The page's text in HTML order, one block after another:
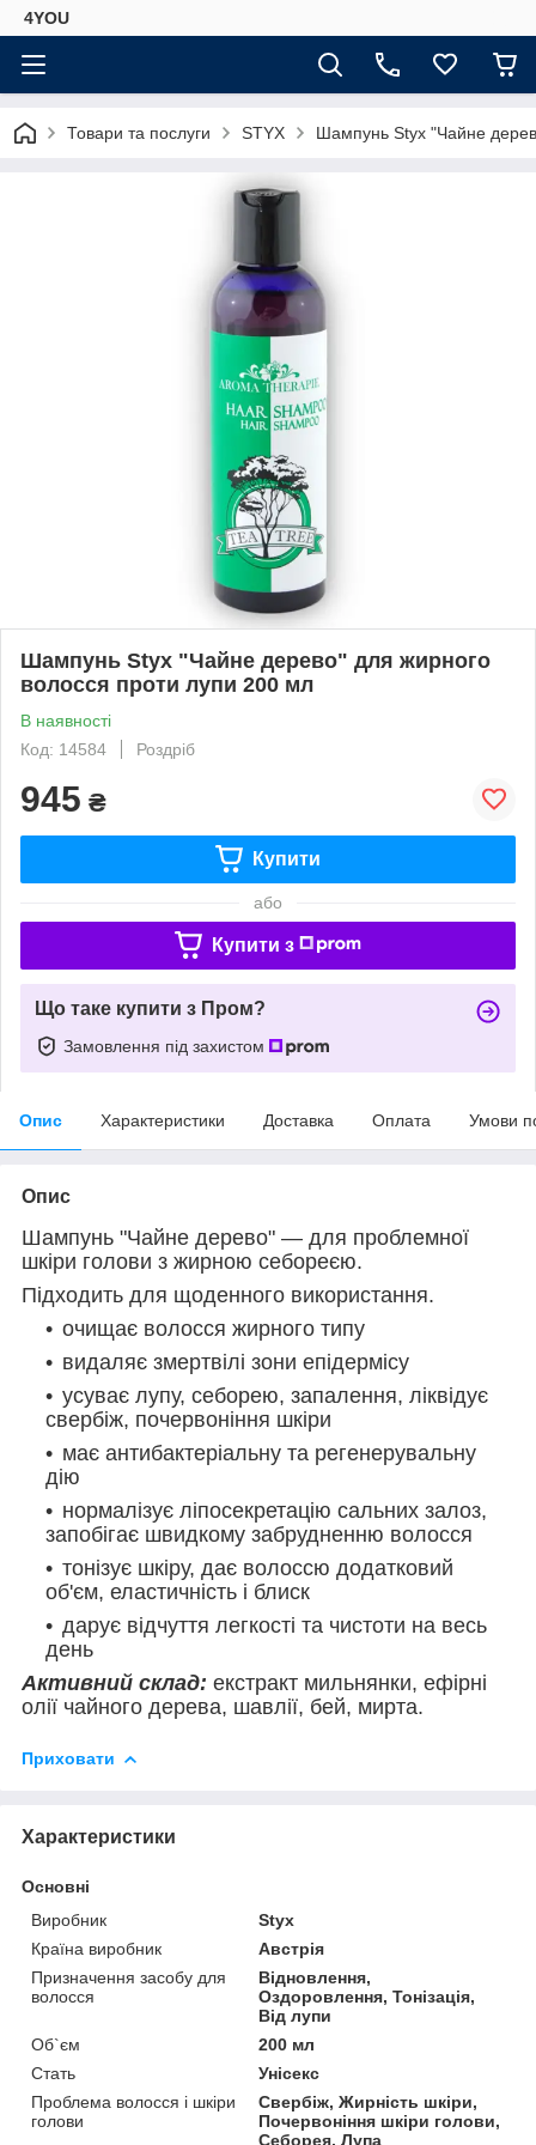
4YOU
Товари та послуги STYX Шампунь Styx "Чайне
Шампунь Styx "Чайне дерево" для жирного
волосся проти лупи 200 мл
В наявності
Код: 14584
Роздріб
945 ₴
Купити
або
Купити з
Що таке купити з Пром?
Замовлення під захистом
Опис Характеристики Доставка Оплата Умови
Опис
Шампунь "Чайне дерево" — для проблемної
шкіри голови з жирною себореєю.
Підходить для щоденного використання.
очищає волосся жирного типу
видаляє змертвілі зони епідермісу
усуває лупу, себорею, запалення, ліквідує
свербіж, почервоніння шкіри
має антибактеріальну та регенерувальну
дію
нормалізує ліпосекретацію сальних залоз,
запобігає швидкому забрудненню волосся
тонізує шкіру, дає волоссю додатковий
об'єм, еластичність і блиск
дарує відчуття легкості та чистоти на весь
день
Активний склад: екстракт мильнянки, ефірні
олії чайного дерева, шавлії, бей, мирта.
Приховати
Характеристики
Основні
Виробник
Styx
Країна виробник
Австрія
Призначення засобу для
волосся
Відновлення,
Оздоровлення, Тонізація,
Від лупи
Об`єм
200 мл
Стать
Унісекс
Проблема волосся і шкіри
голови
Свербіж, Жирність шкіри,
Почервоніння шкіри голови,
Себорея, Лупа